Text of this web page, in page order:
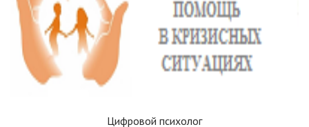
Цифровой психолог